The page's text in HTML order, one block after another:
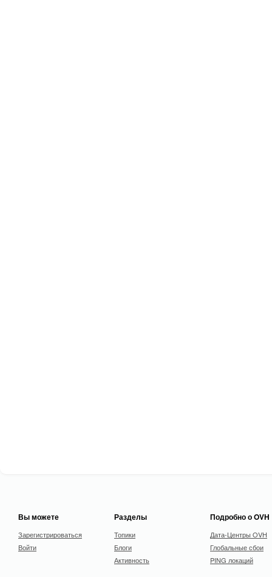
Вы можете
Зарегистрироваться
Войти
Разделы
Топики
Блоги
Активность
Подробно о OVH
Дата-Центры OVH
Глобальные сбои
PING локаций